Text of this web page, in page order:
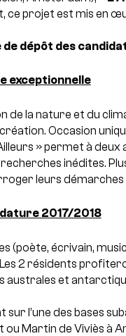
ce projet est mis en
dépôt des
exceptionnelle
de la nature et du
Occasion
» permet à
inédites.
leurs démarches
2017/2018
(poète, écrivain,
2 résidents
australes et
sur l’une des bases
ou Martin de Viviès à